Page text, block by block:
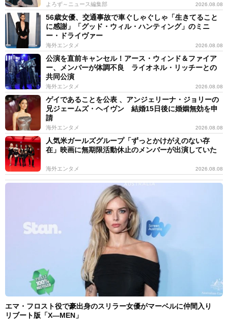
よろず～ニュース編集部 2026.08.08
56歳女優、交通事故で車ぐしゃぐしゃ「生きてること
に感謝」「グッド・ウィル・ハンティング」のミニ
ー・ドライヴァー
海外エンタメ 2026.08.08
公演を直前キャンセル！アース・ウィンド＆ファイア
ー、メンバーが体調不良 ライオネル・リッチーとの
共同公演
海外エンタメ 2026.08.08
ゲイであることを公表 、アンジェリーナ・ジョリーの
兄ジェームズ・ヘイヴン 結婚15日後に婚姻無効を申
請
海外エンタメ 2026.08.08
人気米ガールズグループ「ずっとかけがえのない存
在」映画に無期限活動休止のメンバーが出演していた
海外エンタメ 2026.08.08
エマ・フロスト役で豪出身のスリラー女優がマーベルに仲間入り
リブート版「X―MEN」